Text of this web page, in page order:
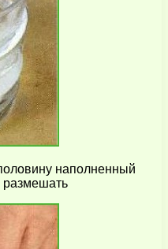
наполненный
размешать